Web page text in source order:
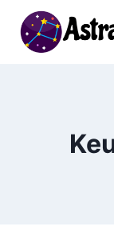
content